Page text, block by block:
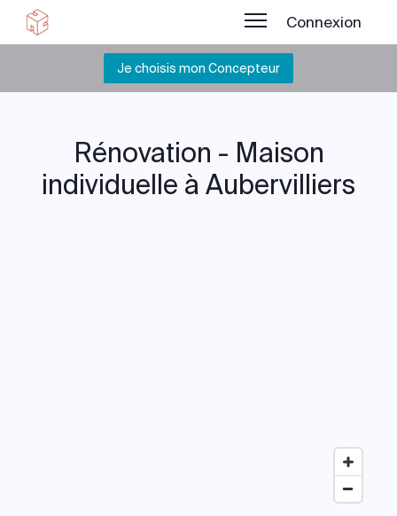
Connexion
Je choisis mon Concepteur
Rénovation - Maison
individuelle à Aubervilliers